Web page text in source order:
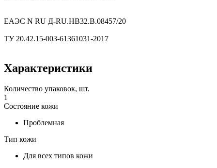
ЕАЭС N RU Д-RU.HB32.B.08457/20
ТУ 20.42.15-003-61361031-2017
Характеристики
Количество упаковок, шт.
1
Состояние кожи
Проблемная
Тип кожи
Для всех типов кожи